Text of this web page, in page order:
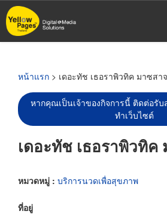
ข้าม
ไป
หน้าแรก > เดอะทัช เธอราพิวทิค มาซสา
หากคุณเป็นเจ้าของกิจการนี้ ติดต่อรับ
ทำเว็บไซต์
เดอะทัช เธอราพิวทิค
หมวดหมู่ : บริการนวดเพื่อสุขภาพ
ที่อยู่